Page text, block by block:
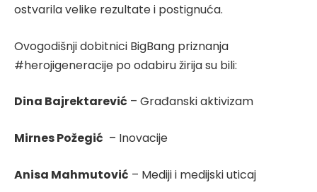
ostvarila velike rezultate i postignuća.
Ovogodišnji dobitnici BigBang priznanja
#herojigeneracije po odabiru žirija su bili:
Dina Bajrektarević – Građanski aktivizam
Mirnes Požegić – Inovacije
Anisa Mahmutović – Mediji i medijski uticaj